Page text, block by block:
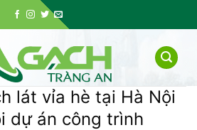
lát vỉa hè tại Hà Nội
dự án công trình